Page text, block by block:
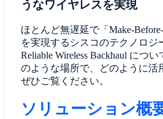
うなワイヤレスを実現
ほとんど無遅延で「Make-
を実現するシスコのテクノロジ
Reliable Wireless Backhaul につ
のような場所で、どのように活
ぜひご覧ください。
ソリューション概